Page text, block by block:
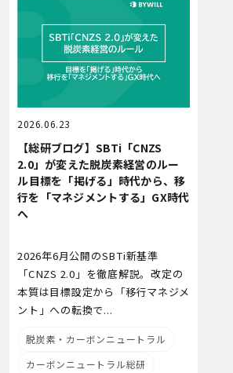
2026.06.23
【総研ブログ】SBTi「CNZS
2.0」が変えた脱炭素経営のルー
ル――目標を「掲げる」時代から、移
行を「マネジメントする」GX時代
へ
2026年6月公開のSBTi新基準
「CNZS 2.0」を徹底解説。改定の
本質は目標設定から「移行マネジメ
ント」への転換で...
脱炭素・カーボンニュートラル
カーボンニュートラル総研